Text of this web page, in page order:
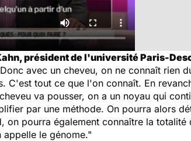
président de l'université Paris-
avec un cheveu, on ne connaît rien
C'est tout ce que l'on connaît. En
va pousser, on a un noyau qui
par une méthode. On pourra alors
on pourra également connaître la
le génome."